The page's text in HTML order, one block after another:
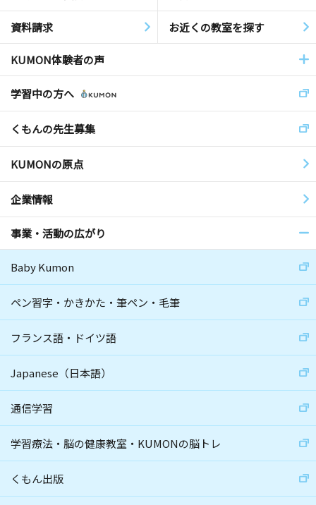
資料請求 お近くの教室を探す
KUMON体験者の声
学習中の方へ
くもんの先生募集
KUMONの原点
企業情報
事業・活動の広がり
Baby Kumon
ペン習字・かきかた・筆ペン・毛筆
フランス語・ドイツ語
Japanese（日本語）
通信学習
学習療法・脳の健康教室・KUMONの脳トレ
くもん出版